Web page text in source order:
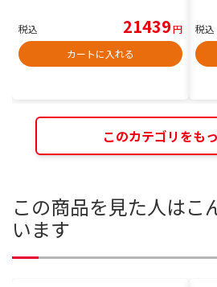
税込 21439円
カートに入れる
税込
このカテゴリをも
この商品を見た人はこ
います